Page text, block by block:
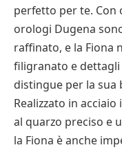
perfetto per te. Con
orologi Dugena
raffinato, e la Fiona
filigranato e
distingue per la sua
Realizzato in
al quarzo preciso e
la Fiona è anche